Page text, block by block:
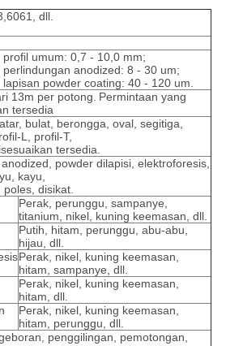
dll.
profil umum: 0,7 - 10,0 mm;
perlindungan anodized: 8 - 30 um;
lapisan powder coating: 40 - 120 um.
13m per potong. Permintaan yang
tersedia
bulat, berongga, oval, segitiga,
L, profil-T,
tersedia.
powder dilapisi, elektroforesis,
kayu,
poles, disikat.
Perak, perunggu, sampanye,
titanium, nikel, kuning keemasan, dll.
Putih, hitam, perunggu, abu-abu,
hijau, dll.
Perak, nikel, kuning keemasan,
hitam, sampanye, dll.
Perak, nikel, kuning keemasan,
hitam, dll.
Perak, nikel, kuning keemasan,
hitam, perunggu, dll.
penggilingan, pemotongan,